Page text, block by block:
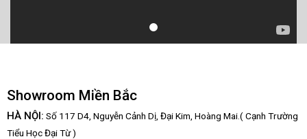
Showroom Miền Bắc
HÀ NỘI: Số 117 D4, Nguyễn Cảnh Dị, Đại Kim, Hoàng Mai.( Cạnh Trường
Tiểu Học Đại Từ )